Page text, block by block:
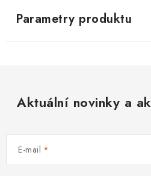
Parametry produktu
Aktuální novinky a
E-mail